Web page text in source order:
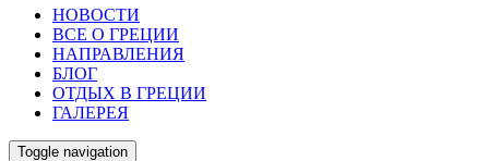
НОВОСТИ
ВСЕ О ГРЕЦИИ
НАПРАВЛЕНИЯ
БЛОГ
ОТДЫХ В ГРЕЦИИ
ГАЛЕРЕЯ
Toggle navigation